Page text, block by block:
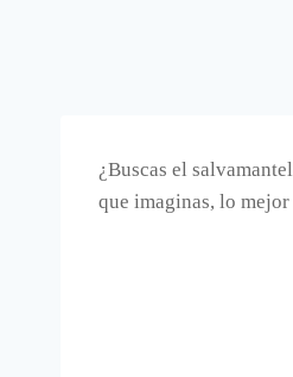
¿Buscas el
que imaginas, lo mejor